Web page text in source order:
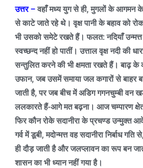
उत्तर – वहाँ मध्य युग से ही,मुगलों के आगमन के
से काटे जाते रहे थे। वृक्ष पानी के बहाव को
भी उसको समेटे रखते हैं। फलत: नदियाँ उन्मत्त
स्वच्छन्द नहीं हो पातीं। उत्ताल वृक्ष नदी की
सन्तुलित करने की भी क्षमता रखते हैं। बाढ़ के
उफान,जब उसमें समाया जल कगारों से बाहर
जाती है,पर जब बीच में अडिग गगनचुम्बी वन
ललकारते हैं-आगे मत बढ़ना। आज चम्पारण क्षेत्र
फिर कौन रोके सदानीरा के प्रचण्ड उन्मुक्त
गर्व में डूबी,मदोन्मत्त वह सदानीरा निर्बाध गति से
ही दौड़ जाती है और जलप्लावन का रूप बन
शासन का भी ध्यान नहीं गया है।